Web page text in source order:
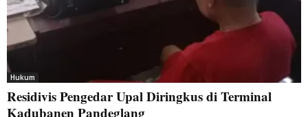
Hukum
Residivis Pengedar Upal Diringkus di Terminal
Kadubanen Pandeglang